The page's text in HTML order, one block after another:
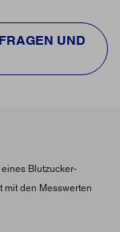
UND
Blutzucker-
mit den Messwerten